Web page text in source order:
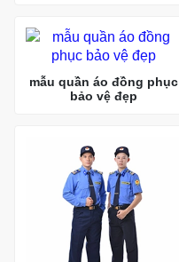
mẫu quần áo đồng phục
bảo vệ đẹp